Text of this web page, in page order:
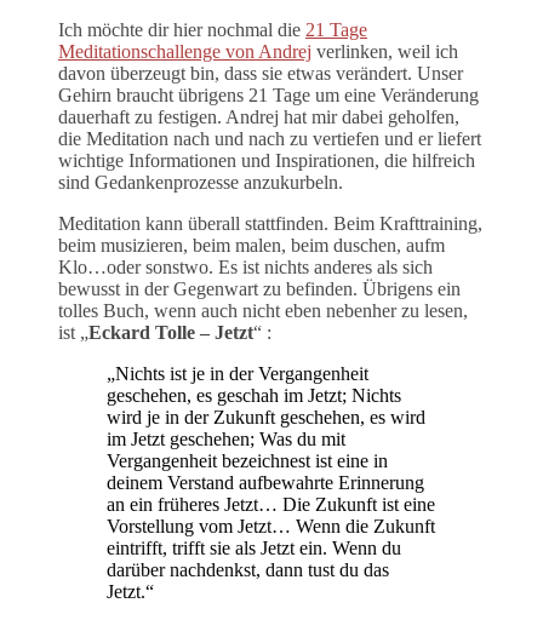
Ich möchte dir hier nochmal die 21 Tage
Meditationschallenge von Andrej verlinken, weil ich
davon überzeugt bin, dass sie etwas verändert. Unser
Gehirn braucht übrigens 21 Tage um eine Veränderung
dauerhaft zu festigen. Andrej hat mir dabei geholfen,
die Meditation nach und nach zu vertiefen und er liefert
wichtige Informationen und Inspirationen, die hilfreich
sind Gedankenprozesse anzukurbeln.
Meditation kann überall stattfinden. Beim Krafttraining,
beim musizieren, beim malen, beim duschen, aufm
Klo…oder sonstwo. Es ist nichts anderes als sich
bewusst in der Gegenwart zu befinden. Übrigens ein
tolles Buch, wenn auch nicht eben nebenher zu lesen,
ist „Eckard Tolle – Jetzt“ :
„Nichts ist je in der Vergangenheit
geschehen, es geschah im Jetzt; Nichts
wird je in der Zukunft geschehen, es wird
im Jetzt geschehen; Was du mit
Vergangenheit bezeichnest ist eine in
deinem Verstand aufbewahrte Erinnerung
an ein früheres Jetzt… Die Zukunft ist eine
Vorstellung vom Jetzt… Wenn die Zukunft
eintrifft, trifft sie als Jetzt ein. Wenn du
darüber nachdenkst, dann tust du das
Jetzt.“